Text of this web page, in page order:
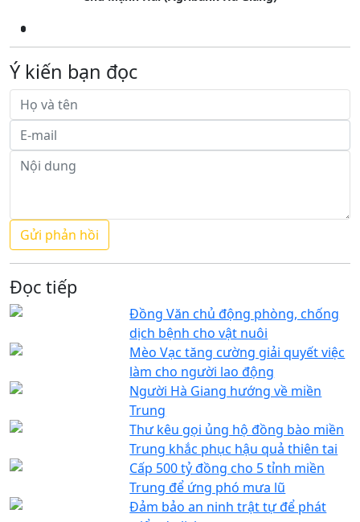
Ý kiến bạn đọc
Đọc tiếp
Đồng Văn chủ động phòng, chống
dịch bệnh cho vật nuôi
Mèo Vạc tăng cường giải quyết việc
làm cho người lao động
Người Hà Giang hướng về miền
Trung
Thư kêu gọi ủng hộ đồng bào miền
Trung khắc phục hậu quả thiên tai
Cấp 500 tỷ đồng cho 5 tỉnh miền
Trung để ứng phó mưa lũ
Đảm bảo an ninh trật tự để phát